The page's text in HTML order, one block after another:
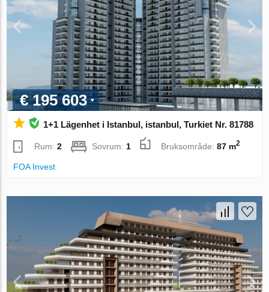
€ 195 603
1+1 Lägenhet i Istanbul, istanbul, Turkiet Nr. 81788
Rum:2 Sovrum: 1 Bruksområde:87 m2
FOA Invest